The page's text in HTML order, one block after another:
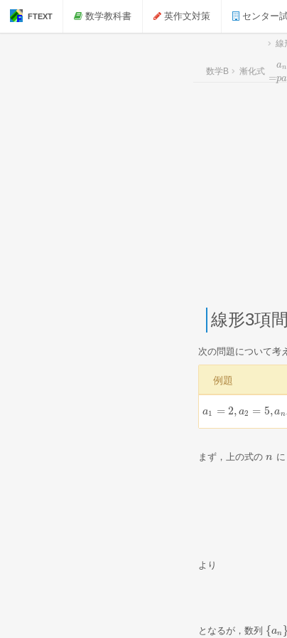
FTEXT 数学教科書 英作文対策 センター
数学B 漸化式
線
=
an
pa
+2
線形3項
次の問題について考
例題
a1 = 2, a2 = 5,an
a1 =2, a2=5, an+2=5a
まず，上の式の n
n に
より
となるが，数列 {an }
{an}